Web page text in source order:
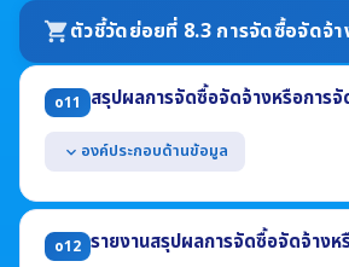
ขอรับบริการไม่จำเป็นต้องเดินทางมายังหน่
สามารถเข้าถึงหรือเชื่อมโยงได้จากหน้าแร
shopping_cartตัวชี้วัดย่อยที่ 8.3 การจัดซื้อจัดจ้า
o11 สรุปผลการจัดซื้อจัดจ้างหรือการ
expand_more องค์ประกอบด้านข้อมูล
แสดงรายงานสรุปผลการจัดซื้อจัดจ้างฯ
(1) งานที่จัดซื้อหรือจัดจ้าง (2) วงเงินที่จะซื้อ
(4) วิธีซื้อหรือจ้าง (5) รายชื่อผู้เสนอราคา
o12 รายงานสรุปผลการจัดซื้อจัดจ้าง